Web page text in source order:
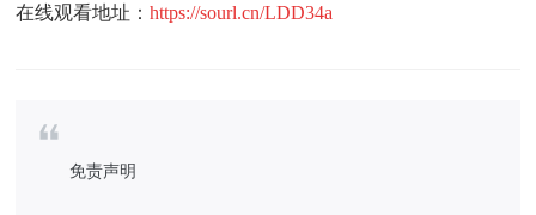
在线观看地址：https://sourl.cn/LDD34a
免责声明